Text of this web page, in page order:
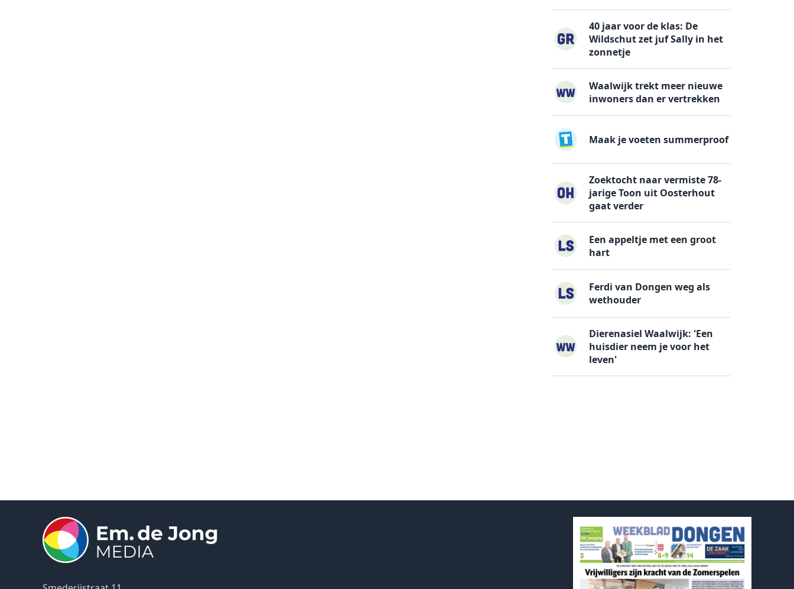
40 jaar voor de klas: De
Wildschut zet juf Sally in het
zonnetje
Waalwijk trekt meer nieuwe
inwoners dan er vertrekken
Maak je voeten summerproof
Zoektocht naar vermiste 78-
jarige Toon uit Oosterhout
gaat verder
Een appeltje met een groot
hart
Ferdi van Dongen weg als
wethouder
Dierenasiel Waalwijk: 'Een
huisdier neem je voor het
leven'